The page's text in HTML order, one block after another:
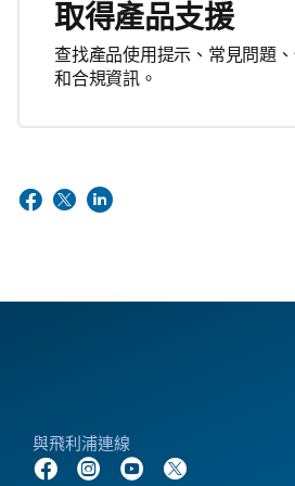
取得產品支援
查找產品使用提示、常見問題
和合規資訊。
與飛利浦連線